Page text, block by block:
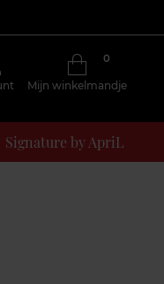
Mijn winkelmandje
0
Signature by ApriL